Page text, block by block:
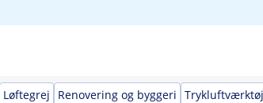
Løftegrej Renovering og byggeri Trykluftværktøj